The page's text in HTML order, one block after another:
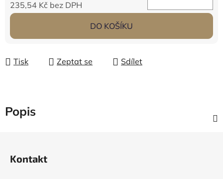
235,54 Kč bez DPH
Měrná cena:
DO KOŠÍKU
Tisk Zeptat se Sdílet
Popis
Kontakt